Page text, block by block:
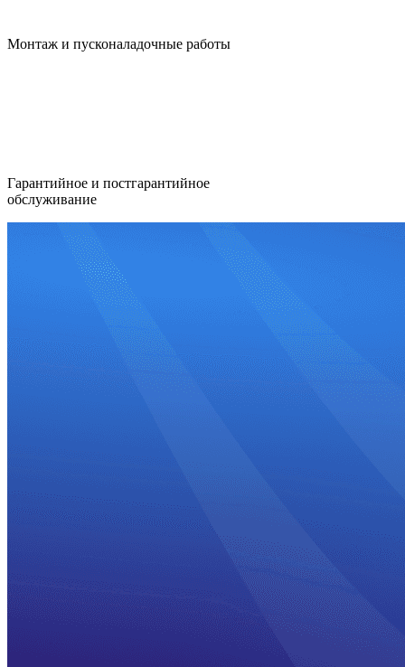
Монтаж и пусконаладочные работы
Гарантийное и постгарантийное
обслуживание